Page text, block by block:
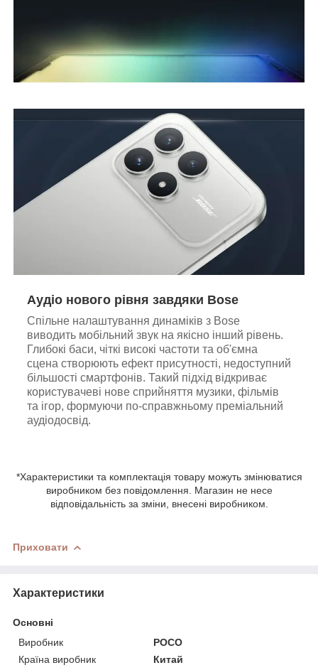
Аудіо нового рівня завдяки Bose
Спільне налаштування динаміків з Bose
виводить мобільний звук на якісно інший рівень.
Глибокі баси, чіткі високі частоти та об'ємна
сцена створюють ефект присутності, недоступний
більшості смартфонів. Такий підхід відкриває
користувачеві нове сприйняття музики, фільмів
та ігор, формуючи по-справжньому преміальний
аудіодосвід.
*Характеристики та комплектація товару можуть змінюватися
виробником без повідомлення. Магазин не несе
відповідальність за зміни, внесені виробником.
Приховати
Характеристики
Основні
Виробник
POCO
Країна виробник
Китай